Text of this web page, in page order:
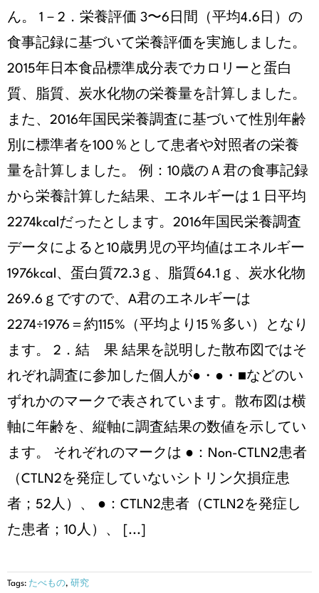
ん。 1－2．栄養評価 3〜6日間（平均4.6日）の
食事記録に基づいて栄養評価を実施しました。
2015年日本食品標準成分表でカロリーと蛋白
質、脂質、炭水化物の栄養量を計算しました。
また、2016年国民栄養調査に基づいて性別年齢
別に標準者を100％として患者や対照者の栄養
量を計算しました。 例：10歳のＡ君の食事記録
から栄養計算した結果、エネルギーは１日平均
2274kcalだったとします。2016年国民栄養調査
データによると10歳男児の平均値はエネルギー
1976kcal、蛋白質72.3ｇ、脂質64.1ｇ、炭水化物
269.6ｇですので、A君のエネルギーは
2274÷1976＝約115%（平均より15％多い）となり
ます。 2．結 果 結果を説明した散布図ではそ
れぞれ調査に参加した個人が●・●・■などのい
ずれかのマークで表されています。散布図は横
軸に年齢を、縦軸に調査結果の数値を示してい
ます。 それぞれのマークは ●：Non-CTLN2患者
（CTLN2を発症していないシトリン欠損症患
者；52人）、 ●：CTLN2患者（CTLN2を発症し
た患者；10人）、 [...]
Tags: たべもの, 研究